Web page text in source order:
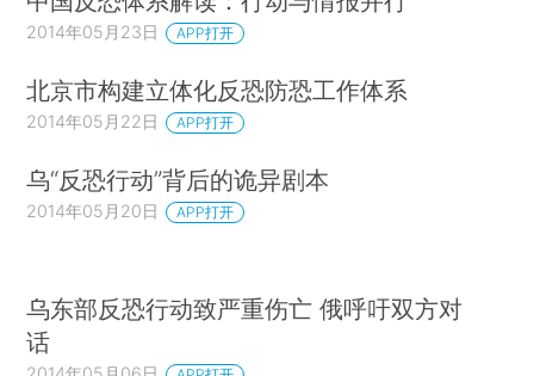
2014年05月23日 APP打开
北京市构建立体化反恐防恐工作体系
2014年05月22日 APP打开
乌“反恐行动”背后的诡异剧本
2014年05月20日 APP打开
乌东部反恐行动致严重伤亡 俄呼吁双方对
话